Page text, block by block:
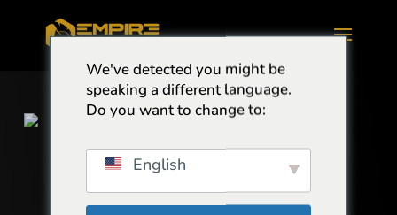
We've detected you might be
speaking a different language.
Do you want to change to:
English